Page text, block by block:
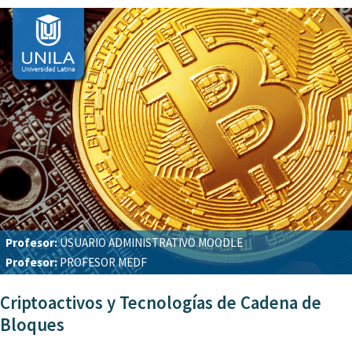
Profesor:USUARIO ADMINISTRATIVO MOODLE
Profesor:PROFESOR MEDF
Criptoactivos y Tecnologías de Cadena de
Bloques